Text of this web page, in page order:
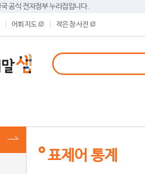
공식 전자정부 누리집입니다.
어휘 지도 작은 창 사전
표제어 통계